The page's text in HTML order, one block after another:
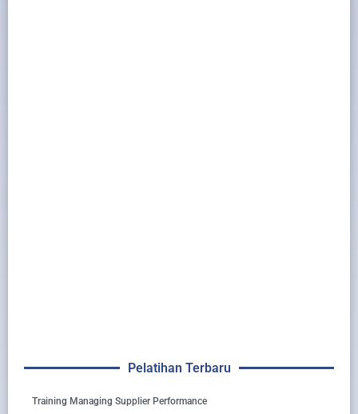
Pelatihan Terbaru
Training Managing Supplier Performance